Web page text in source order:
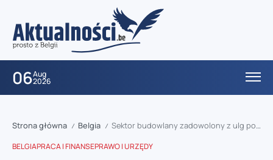
06Aug
2026
Strona główna / Belgia / Sektor budowlany zadowolony z ulg podatkowych wprowadzonych przez nowy rząd
BELGIAPRACA I FINANSEPRAWO I URZĘDY